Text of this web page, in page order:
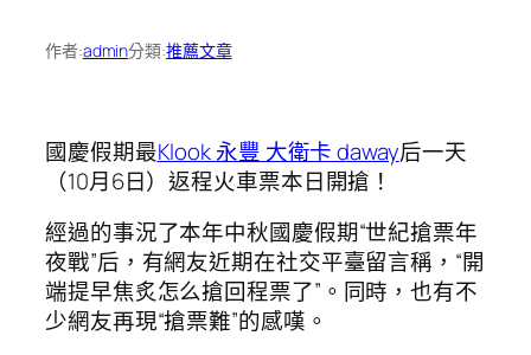
作者:admin分類:推薦文章
國慶假期最Klook 永豐 大衛卡 daway后一天
（10月6日）返程火車票本日開搶！
經過的事況了本年中秋國慶假期“世紀搶票年
夜戰”后，有網友近期在社交平臺留言稱，“開
端提早焦炙怎么搶回程票了”。同時，也有不
少網友再現“搶票難”的感嘆。